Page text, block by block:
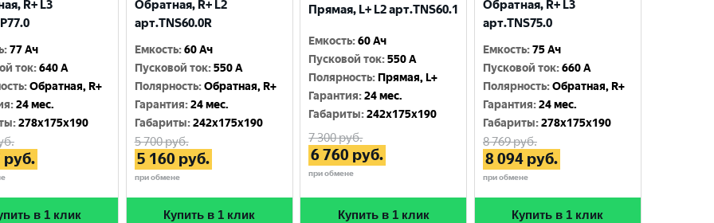
R+ L3
:77 Ач
ток:640 A
:Обратная, R+
:24 мес.
:278x175x190
руб.
в 1 клик
Обратная, R+ L2
арт.TNS60.0R
Емкость:60 Ач
Пусковой ток:550 A
Полярность:Обратная, R+
Гарантия:24 мес.
Габариты:242x175x190
5 700руб.
5 160 руб.
при обмене
Купить в 1 клик
Прямая, L+ L2 арт.TNS60.1
Емкость:60 Ач
Пусковой ток:550 A
Полярность: Прямая, L+
Гарантия:24 мес.
Габариты:242x175x190
7 300руб.
6 760 руб.
при обмене
Купить в 1 клик
Обратная, R+ L3
арт.TNS75.0
Емкость:75 Ач
Пусковой ток:660 A
Полярность:Обратная, R+
Гарантия:24 мес.
Габариты:278x175x190
8 769руб.
8 094руб.
при обмене
Купить в 1 клик